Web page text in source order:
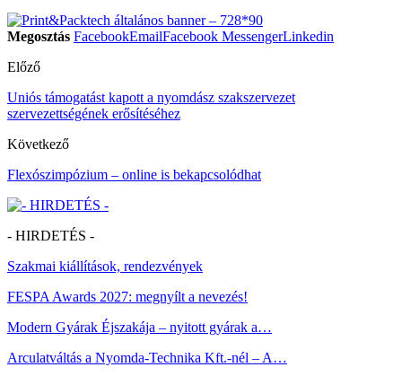
Megosztás FacebookEmailFacebook MessengerLinkedin
Előző
Uniós támogatást kapott a nyomdász szakszervezet
szervezettségének erősítéséhez
Következő
Flexószimpózium – online is bekapcsolódhat
- HIRDETÉS -
Szakmai kiállítások, rendezvények
FESPA Awards 2027: megnyílt a nevezés!
Modern Gyárak Éjszakája – nyitott gyárak a…
Arculatváltás a Nyomda-Technika Kft.-nél – A…